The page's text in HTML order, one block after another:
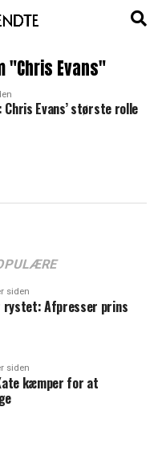
"Chris Evans"
Evans’ største rolle
siden
rystet: Afpresser prins
siden
kæmper for at